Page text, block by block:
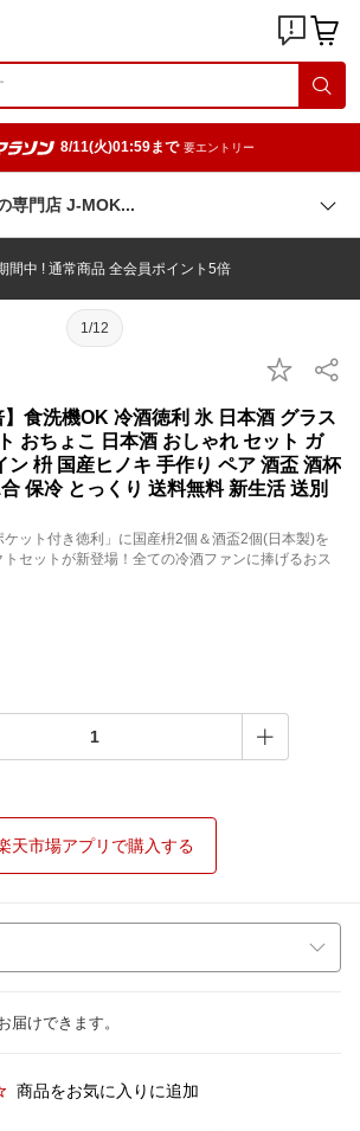
8/11(火)01:59まで 要エントリー
専門店 J-MOK
間中 ! 通常商品 全会員ポイント5倍
1/12
】食洗機OK 冷酒徳利 氷 日本酒 グラス
おちょこ 日本酒 おしゃれ セット ガ
ン 枡 国産ヒノキ 手作り ペア 酒盃 酒杯
保冷 とっくり 送料無料 新生活 送別
ット付き徳利」に国産枡2個＆酒盃2個(日本製)を
セットが新登場！全ての冷酒ファンに捧げるおス
天市場アプリで購入する
届けできます。
商品をお気に入りに追加